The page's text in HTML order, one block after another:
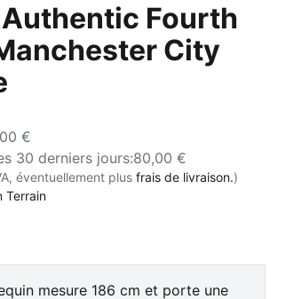
Fourth
City
€
30 derniers jours:80,00 €
éventuellement plusfrais de livraison.)
Terrain
mesure 186 cm et porte une